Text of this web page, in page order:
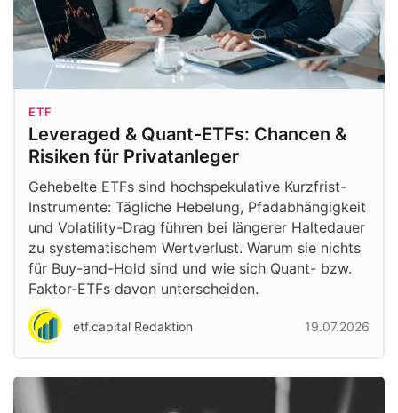
ETF
Leveraged & Quant-ETFs: Chancen &
Risiken für Privatanleger
Gehebelte ETFs sind hochspekulative Kurzfrist-
Instrumente: Tägliche Hebelung, Pfadabhängigkeit
und Volatility-Drag führen bei längerer Haltedauer
zu systematischem Wertverlust. Warum sie nichts
für Buy-and-Hold sind und wie sich Quant- bzw.
Faktor-ETFs davon unterscheiden.
etf.capital Redaktion 19.07.2026